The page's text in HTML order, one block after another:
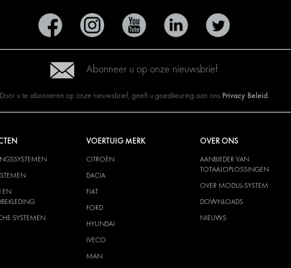
Abonneer u op onze nieuwsbrief
u te abonneren op onze nieuwsbrief, geeft u goedkeuring aan ons Privacy Beleid.
EN
SYSTEMEN
VOERTUIG MERK
CITROËN
DACIA
FIAT
FORD
HYUNDAI
IVECO
MAN
OVER ONS
AANBIEDER VAN
TOTAALOPLOSSINGEN
OVER MODUL-SYSTEM
DOWNLOADS
NIEUWS